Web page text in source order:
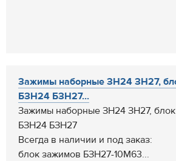
Зажимы наборные ЗН24 ЗН27,
БЗН24 БЗН27...
Зажимы наборные ЗН24 ЗН27,
БЗН24 БЗН27
Всегда в наличии и под заказ:
блок зажимов БЗН27-10М63...